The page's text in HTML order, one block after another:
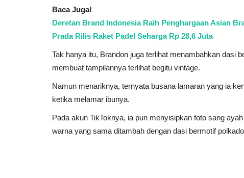
Baca Juga!
Deretan Brand Indonesia Raih Penghargaan Asian
Prada Rilis Raket Padel Seharga Rp 28,6 Juta
Tak hanya itu, Brandon juga terlihat menambahkan dasi
membuat tampilannya terlihat begitu vintage.
Namun menariknya, ternyata busana lamaran yang ia
ketika melamar ibunya.
Pada akun TikToknya, ia pun menyisipkan foto sang
warna yang sama ditambah dengan dasi bermotif